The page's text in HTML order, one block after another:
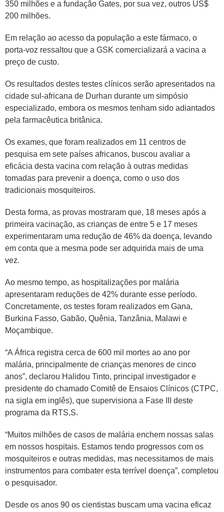
350 milhões e a fundação Gates, por sua vez, outros US$
200 milhões.
Em relação ao acesso da população a este fármaco, o
porta-voz ressaltou que a GSK comercializará a vacina a
preço de custo.
Os resultados destes testes clínicos serão apresentados na
cidade sul-africana de Durhan durante um simpósio
especializado, embora os mesmos tenham sido adiantados
pela farmacêutica britânica.
Os exames, que foram realizados em 11 centros de
pesquisa em sete países africanos, buscou avaliar a
eficácia desta vacina com relação à outras medidas
tomadas para prevenir a doença, como o uso dos
tradicionais mosquiteiros.
Desta forma, as provas mostraram que, 18 meses após a
primeira vacinação, as crianças de entre 5 e 17 meses
experimentaram uma redução de 46% da doença, levando
em conta que a mesma pode ser adquirida mais de uma
vez.
Ao mesmo tempo, as hospitalizações por malária
apresentaram reduções de 42% durante esse período.
Concretamente, os testes foram realizados em Gana,
Burkina Fasso, Gabão, Quênia, Tanzânia, Malawi e
Moçambique.
“A África registra cerca de 600 mil mortes ao ano por
malária, principalmente de crianças menores de cinco
anos”, declarou Halidou Tinto, principal investigador e
presidente do chamado Comitê de Ensaios Clínicos (CTPC,
na sigla em inglês), que supervisiona a Fase III deste
programa da RTS,S.
“Muitos milhões de casos de malária enchem nossas salas
em nossos hospitais. Estamos tendo progressos com os
mosquiteiros e outras medidas, mas necessitamos de mais
instrumentos para combater esta terrível doença”, completou
o pesquisador.
Desde os anos 90 os cientistas buscam uma vacina eficaz